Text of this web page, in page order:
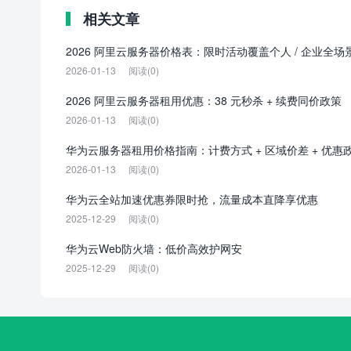
相关文章
2026 阿里云服务器价格表：限时活动覆盖个人 / 企业全场
2026-01-13 阅读(0)
2026 阿里云服务器租用优惠：38 元秒杀 + 续费同价政策
2026-01-13 阅读(0)
华为云服务器租用价格指南：计费方式 + 区域价差 + 优惠
2026-01-13 阅读(0)
华为云全站加速优惠券限时抢，流量成本直降享优惠
2025-12-29 阅读(0)
华为云Web防火墙：低价高效护网安
2025-12-29 阅读(0)